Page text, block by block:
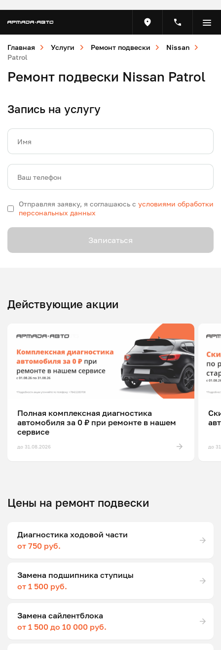
Главная Услуги Ремонт подвески
Nissan
Patrol
Ремонт подвески Nissan Patrol
Запись на услугу
Имя
Ваш телефон
Отправляя заявку, я соглашаюсь с условиями обработки
персональных данных
Записаться
Действующие акции
Полная комплексная диагностика
автомобиля за 0 ₽ при ремонте в нашем
сервисе
до 31.08.2026 до
Цены на ремонт подвески
Диагностика ходовой части
от 750 руб.
Замена подшипника ступицы
от 1 500 руб.
Замена сайлентблока
от 1 500 до 10 000 руб.